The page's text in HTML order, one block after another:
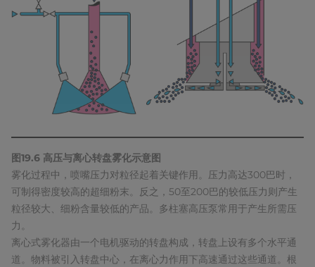
图19.6 高压与离心转盘雾化示意图
雾化过程中，喷嘴压力对粒径起着关键作用。压力高达300巴时，
可制得密度较高的超细粉末。反之，50至200巴的较低压力则产生
粒径较大、细粉含量较低的产品。多柱塞高压泵常用于产生所需压
力。
离心式雾化器由一个电机驱动的转盘构成，转盘上设有多个水平通
道。物料被引入转盘中心，在离心力作用下高速通过这些通道。根